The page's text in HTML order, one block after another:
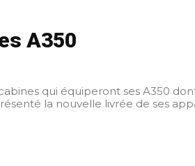
A350
qui équiperont ses A350